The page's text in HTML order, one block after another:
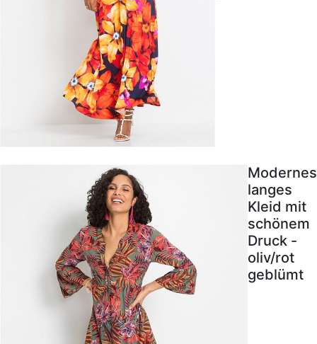
Modernes
langes
Kleid mit
schönem
Druck -
oliv/rot
geblümt